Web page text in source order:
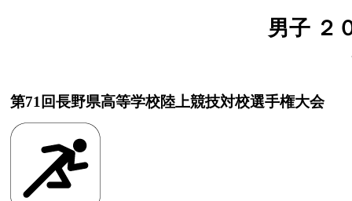
男子 ２
第71回長野県高等学校陸上競技対校選手権大会